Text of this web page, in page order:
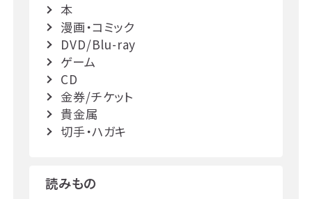
本
漫画・コミック
DVD/Blu-ray
ゲーム
CD
金券/チケット
貴金属
切手・ハガキ
読みもの